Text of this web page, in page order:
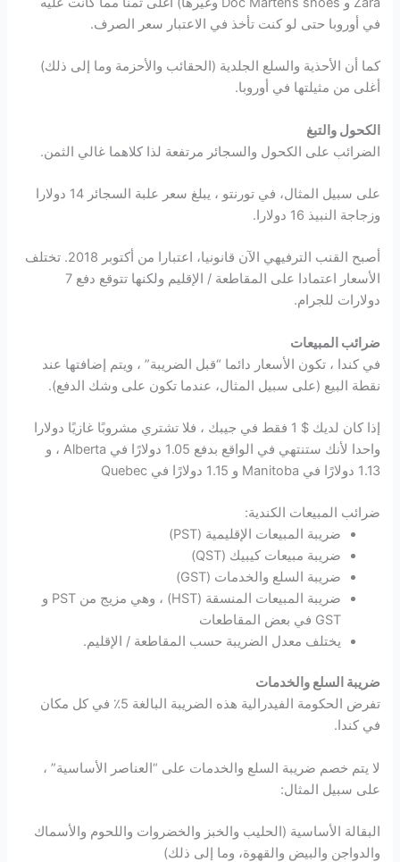
في أوروبا حتى لو كنت تأخذ في الاعتبار سعر الصرف.
كما أن الأحذية والسلع الجلدية (الحقائب والأحزمة وما إلى ذلك)
أغلى من مثيلتها في أوروبا.
الكحول والتبغ
الضرائب على الكحول والسجائر مرتفعة لذا كلاهما غالي الثمن.
على سبيل المثال، في تورنتو ، يبلغ سعر علبة السجائر 14 دولارا
وزجاجة النبيذ 16 دولارا.
أصبح القنب الترفيهي الآن قانونيا، اعتبارا من أكتوبر 2018. تختلف
الأسعار اعتمادا على المقاطعة / الإقليم ولكنها تتوقع دفع 7
دولارات للجرام.
ضرائب المبيعات
في كندا ، تكون الأسعار دائما “قبل الضريبة” ، ويتم إضافتها عند
نقطة البيع (على سبيل المثال، عندما تكون على وشك الدفع).
إذا كان لديك $ 1 فقط في جيبك ، فلا تشتري مشروبًا غازيًا دولارا
واحدا لأنك ستنتهي في الواقع بدفع 1.05 دولارًا في Alberta ، و
1.13 دولارًا في Manitoba و 1.15 دولارًا في Quebec
ضرائب المبيعات الكندية:
ضريبة المبيعات الإقليمية (PST)
ضريبة مبيعات كيبيك (QST)
ضريبة السلع والخدمات (GST)
ضريبة المبيعات المنسقة (HST) ، وهي مزيج من PST و
GST في بعض المقاطعات
يختلف معدل الضريبة حسب المقاطعة / الإقليم.
ضريبة السلع والخدمات
تفرض الحكومة الفيدرالية هذه الضريبة البالغة 5٪ في كل مكان
في كندا.
لا يتم خصم ضريبة السلع والخدمات على “العناصر الأساسية” ،
على سبيل المثال:
البقالة الأساسية (الحليب والخبز والخضروات واللحوم والأسماك
والدواجن والبيض والقهوة، وما إلى ذلك)